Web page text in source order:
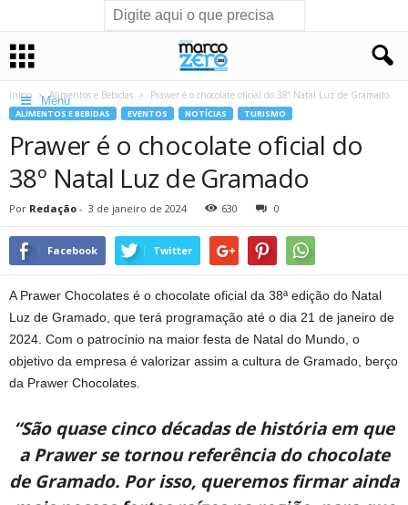
Menu
Início Alimentos e Bebidas Prawer é o chocolate oficial do 38º Natal Luz de Gramado
ALIMENTOS E BEBIDAS EVENTOS NOTÍCIAS TURISMO
Prawer é o chocolate oficial do
38º Natal Luz de Gramado
Por Redação - 3 de janeiro de 2024 630 0
Facebook Twitter
A Prawer Chocolates é o chocolate oficial da 38ª edição do Natal
Luz de Gramado, que terá programação até o dia 21 de janeiro de
2024. Com o patrocínio na maior festa de Natal do Mundo, o
objetivo da empresa é valorizar assim a cultura de Gramado, berço
da Prawer Chocolates.
“São quase cinco décadas de história em que
a Prawer se tornou referência do chocolate
de Gramado. Por isso, queremos firmar ainda